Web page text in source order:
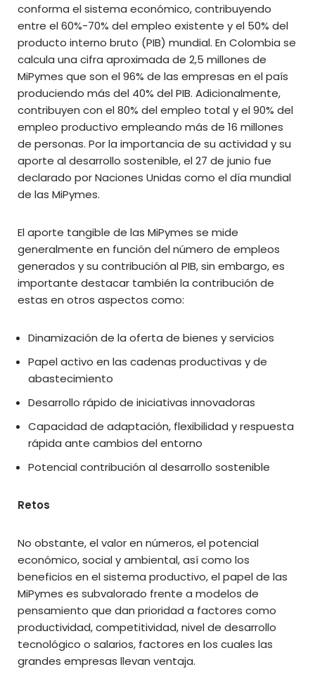
conforma el sistema económico, contribuyendo
entre el 60%-70% del empleo existente y el 50% del
producto interno bruto (PIB) mundial. En Colombia se
calcula una cifra aproximada de 2,5 millones de
MiPymes que son el 96% de las empresas en el país
produciendo más del 40% del PIB. Adicionalmente,
contribuyen con el 80% del empleo total y el 90% del
empleo productivo empleando más de 16 millones
de personas. Por la importancia de su actividad y su
aporte al desarrollo sostenible, el 27 de junio fue
declarado por Naciones Unidas como el día mundial
de las MiPymes.
El aporte tangible de las MiPymes se mide
generalmente en función del número de empleos
generados y su contribución al PIB, sin embargo, es
importante destacar también la contribución de
estas en otros aspectos como:
Dinamización de la oferta de bienes y servicios
Papel activo en las cadenas productivas y de
abastecimiento
Desarrollo rápido de iniciativas innovadoras
Capacidad de adaptación, flexibilidad y respuesta
rápida ante cambios del entorno
Potencial contribución al desarrollo sostenible
Retos
No obstante, el valor en números, el potencial
económico, social y ambiental, así como los
beneficios en el sistema productivo, el papel de las
MiPymes es subvalorado frente a modelos de
pensamiento que dan prioridad a factores como
productividad, competitividad, nivel de desarrollo
tecnológico o salarios, factores en los cuales las
grandes empresas llevan ventaja.